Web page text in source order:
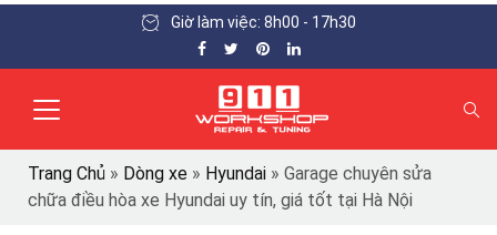
Giờ làm việc: 8h00 - 17h30
Trang Chủ » Dòng xe » Hyundai » Garage chuyên sửa
chữa điều hòa xe Hyundai uy tín, giá tốt tại Hà Nội